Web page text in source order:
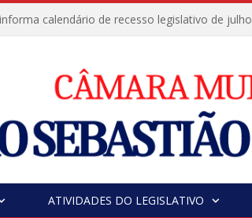
calendário de recesso legislativo de julho
ATIVIDADES DO LEGISLATIVO